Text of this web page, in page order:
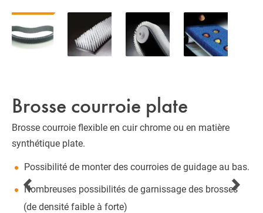
Brosse courroie plate
Brosse courroie flexible en cuir chrome ou en matière
synthétique plate.
Possibilité de monter des courroies de guidage au bas.
Nombreuses possibilités de garnissage des brosses
(de densité faible à forte)